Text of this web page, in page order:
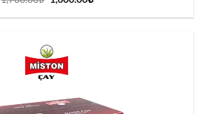
fiyat:
1,700.00₺.fiyat: